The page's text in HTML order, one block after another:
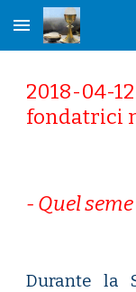
Skip to main content
2018-
fondatrici
- Quel
Durante la